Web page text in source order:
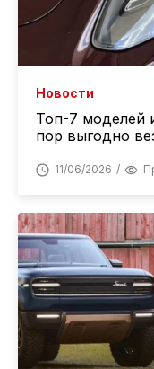
Новости
Топ-7 моделей
пор выгодно
11/06/2026